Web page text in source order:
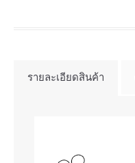
รายละเอียดสินค้า